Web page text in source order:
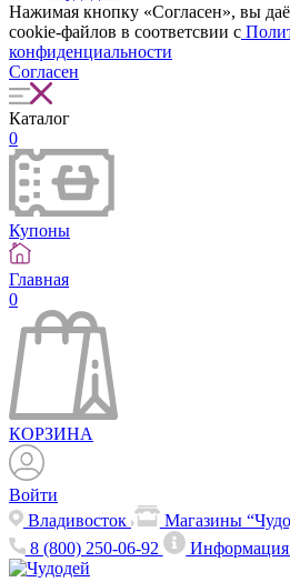
Нажимая кнопку «Согласен», вы
cookie-файлов в соответсвии с
конфиденциальности
Согласен
Каталог
0
Купоны
Главная
0
КОРЗИНА
Войти
Владивосток
Магазины
8 (800) 250-06-92